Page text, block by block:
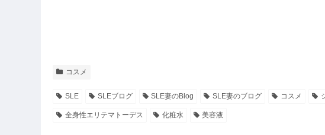
コスメ
SLE SLEブログ SLE妻のBlog SLE妻のブログ コスメ
全身性エリテマトーデス 化粧水 美容液